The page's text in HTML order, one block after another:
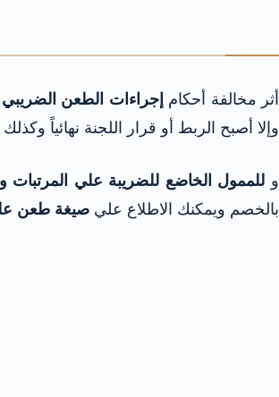
أثر مخالفة أحكام إجراءات الطعن الضريبي
وإلا أصبح الربط أو قرار اللجنة نهائياً وكذلك
و للممول الخاضع للضريبة علي المرتبات
بالخصم ويمكنك الاطلاع علي صيغة طعن